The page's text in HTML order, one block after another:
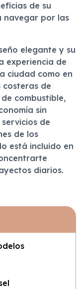
de su
navegar por las
elegante y su
experiencia de
ciudad como en
de
combustible,
sin
de
de los
está incluido en
diarios.